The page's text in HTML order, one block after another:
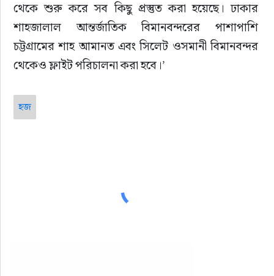
থেকে শুরু করে সব কিছু প্রস্তুত করা হয়েছে। ঢাকার
শাহজালাল আন্তর্জাতিক বিমানবন্দরের পাশাপাশি
চট্টগ্রামের শাহ আমানত এবং সিলেট ওসমানী বিমানবন্দর
থেকেও ফ্লাইট পরিচালনা করা হবে।’
হজ